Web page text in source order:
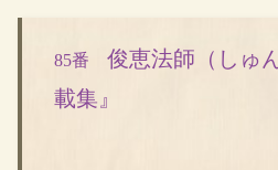
85番 俊恵法師（しゅ
載集』